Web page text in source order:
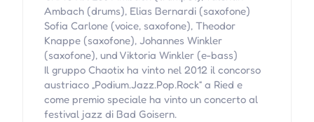
Ambach (drums), Elias Bernardi (saxofone)
Sofia Carlone (voice, saxofone), Theodor
Knappe (saxofone), Johannes Winkler
(saxofone), und Viktoria Winkler (e-bass)
Il gruppo Chaotix ha vinto nel 2012 il concorso
austriaco „Podium.Jazz.Pop.Rock“ a Ried e
come premio speciale ha vinto un concerto al
festival jazz di Bad Goisern.